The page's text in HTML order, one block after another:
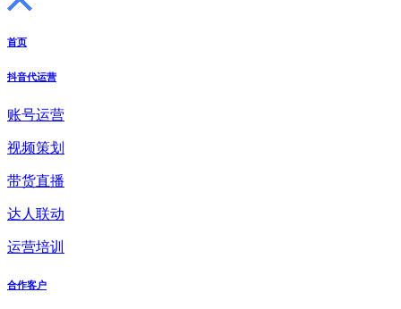
首页
抖音代运营
账号运营
视频策划
带货直播
达人联动
运营培训
合作客户